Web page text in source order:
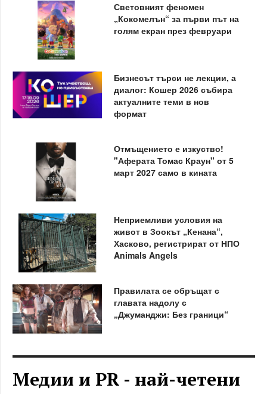
Световният феномен
„Кокомелън“ за първи път на
голям екран през февруари
Бизнесът търси не лекции, а
диалог: Кошер 2026 събира
актуалните теми в нов
формат
Отмъщението е изкуство!
"Аферата Томас Краун" от 5
март 2027 само в кината
Неприемливи условия на
живот в Зоокът „Кенана“,
Хасково, регистрират от НПО
Animals Angels
Правилата се обръщат с
главата надолу с
„Джуманджи: Без граници“
Медии и PR - най-четени